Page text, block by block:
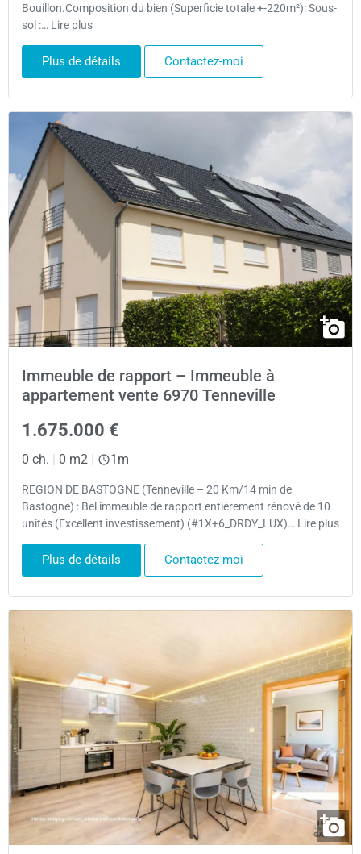
Bouillon.Composition du bien (Superficie totale +-220m²): Sous-
sol :… Lire plus
Plus de détails Contactez-moi
Immeuble de rapport – Immeuble à
appartement vente 6970 Tenneville
1.675.000 €
0 ch. | 0 m2 | 1m
REGION DE BASTOGNE (Tenneville – 20 Km/14 min de
Bastogne) : Bel immeuble de rapport entièrement rénové de 10
unités (Excellent investissement) (#1X+6_DRDY_LUX)… Lire plus
Plus de détails Contactez-moi